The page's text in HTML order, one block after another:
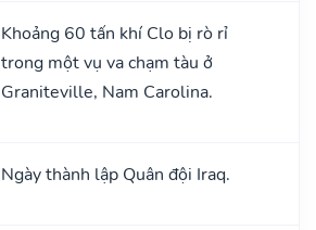
Khoảng 60 tấn khí Clo bị rò rỉ
trong một vụ va chạm tàu ở
Graniteville, Nam Carolina.
Ngày thành lập Quân đội Iraq.